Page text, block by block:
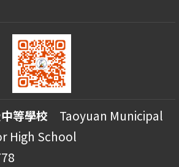
等學校 Taoyuan Municipal
High School